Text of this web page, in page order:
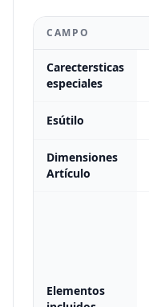
CAMPO
Carectersticas
especiales
Esútilo
Dimensiones
Artículo
Elementos